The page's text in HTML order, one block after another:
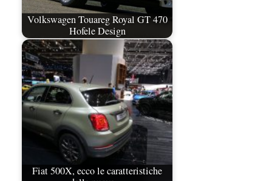
Volkswagen Touareg Royal GT 470
Hofele Design
Fiat 500X, ecco le caratteristiche